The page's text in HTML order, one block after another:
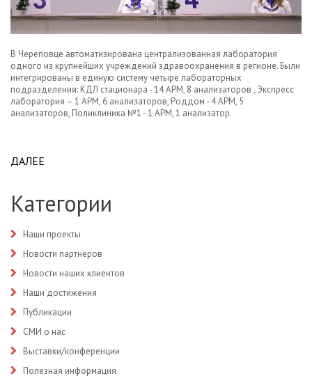
В Череповце автоматизирована централизованная лаборатория
одного из крупнейших учреждений здравоохранения в регионе. Были
интегрированы в единую систему четыре лабораторных
подразделения: КДЛ стационара - 14 АРМ, 8 анализаторов , Экспресс
лаборатория – 1 АРМ, 6 анализаторов, Роддом - 4 АРМ, 5
анализаторов, Поликлиника №1 - 1 АРМ, 1 анализатор.
ДАЛЕЕ
Категории
Наши проекты
Новости партнеров
Новости наших клиентов
Наши достижения
Публикации
СМИ о нас
Выставки/конференции
Полезная информация